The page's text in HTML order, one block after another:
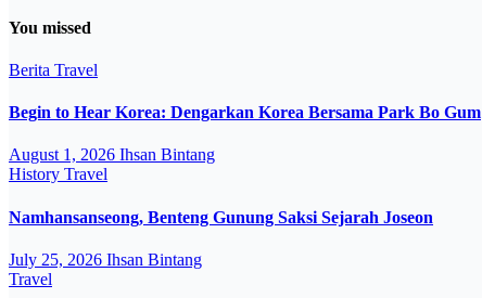
You missed
Berita Travel
Begin to Hear Korea: Dengarkan Korea Bersama Park Bo Gum
August 1, 2026 Ihsan Bintang
History Travel
Namhansanseong, Benteng Gunung Saksi Sejarah Joseon
July 25, 2026 Ihsan Bintang
Travel